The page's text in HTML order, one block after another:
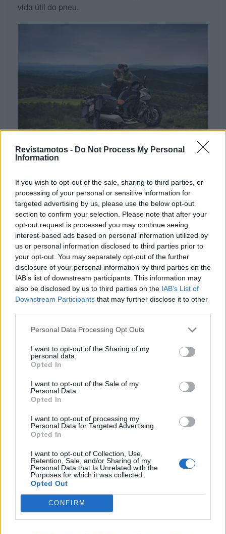
Revistamotos - Do Not Process My Personal
Information
If you wish to opt-out of the sale, sharing to third parties, or
processing of your personal or sensitive information for
targeted advertising by us, please use the below opt-out
section to confirm your selection. Please note that after your
opt-out request is processed you may continue seeing
interest-based ads based on personal information utilized by
us or personal information disclosed to third parties prior to
your opt-out. You may separately opt-out of the further
disclosure of your personal information by third parties on the
IAB’s list of downstream participants. This information may
also be disclosed by us to third parties on the IAB’s List of
Downstream Participants that may further disclose it to other
Personal Data Processing Opt Outs
I want to opt-out of the Sharing of my
personal data.
Opted In
I want to opt-out of the Sale of my
Personal Data.
Opted In
I want to opt-out of processing my
Personal Data for Targeted Advertising.
Opted In
I want to opt-out of Collection, Use,
Retention, Sale, and/or Sharing of my
Personal Data that Is Unrelated with the
Purposes for which it was collected.
Opted Out
CONFIRM
vida útil do pneu.
Tags: Gran Turismo Michelin Road 5
RELACIONADOS
MOTOMAIS
Indian Chief Vintage Sturgis – Nova versão
limitada
A nova Indian Chief Vintage Sturgis, SD Edition,
homenageia o papel fundamental da Indian Motorcycle nas
origens do encontro...